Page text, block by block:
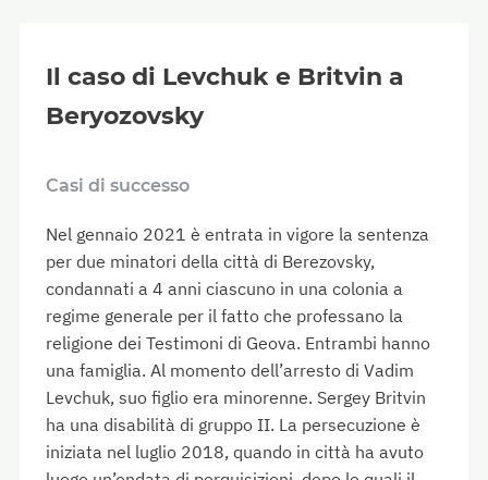
Il caso di Levchuk e Britvin a
Beryozovsky
Casi di successo
Nel gennaio 2021 è entrata in vigore la sentenza
per due minatori della città di Berezovsky,
condannati a 4 anni ciascuno in una colonia a
regime generale per il fatto che professano la
religione dei Testimoni di Geova. Entrambi hanno
una famiglia. Al momento dell’arresto di Vadim
Levchuk, suo figlio era minorenne. Sergey Britvin
ha una disabilità di gruppo II. La persecuzione è
iniziata nel luglio 2018, quando in città ha avuto